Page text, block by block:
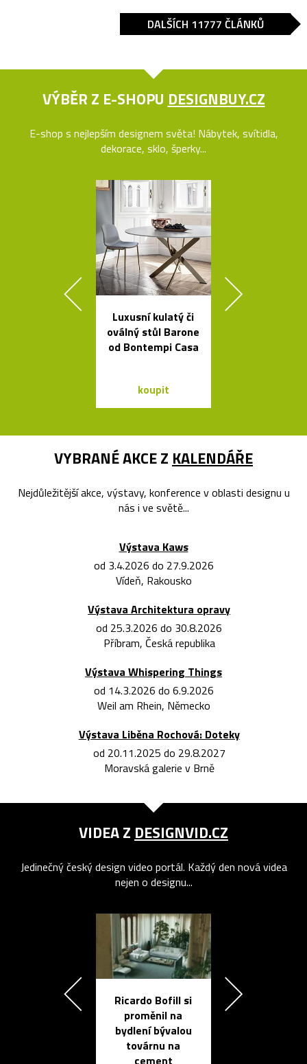
DALŠÍCH 11777 ČLÁNKŮ
VÝBĚR Z E-SHOPU DESIGNBUY.CZ
E-shop s nejlepším designem světa! Nábytek, svítidla,
dekorace, sklo, šperky...
Luxusní kulatý či
oválný stůl Barone
od Bontempi Casa
koupit
VYBRANÉ AKCE Z KALENDÁŘE
Nejdůležitější akce, výstavy, konference v oblasti designu u
nás i ve světě...
Výstava Kaws
od 3.4.2026 do 27.9.2026
Vídeň, Rakousko
Výstava Architektura opravy
od 25.3.2026 do 30.8.2026
Příbram, Česká republika
Výstava Whispering Things
od 14.3.2026 do 6.9.2026
Weil am Rhein, Německo
Výstava Liběna Rochová: Doteky
od 20.11.2025 do 29.8.2027
Moravská galerie v Brně
VIDEA Z DESIGNVID.CZ
Jedinečný český design video portál. Každý den nová videa
nejen o designu...
Ricardo Bofill si
proměnil na
bydlení bývalou
továrnu na